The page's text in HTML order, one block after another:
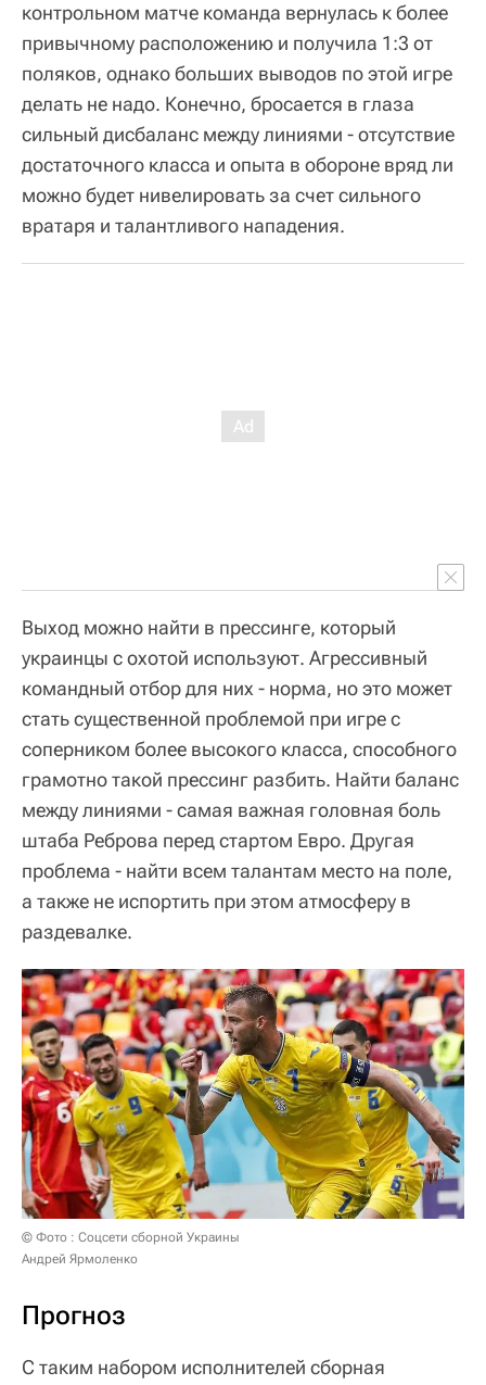
контрольном матче команда вернулась к более
привычному расположению и получила 1:3 от
поляков, однако больших выводов по этой игре
делать не надо. Конечно, бросается в глаза
сильный дисбаланс между линиями - отсутствие
достаточного класса и опыта в обороне вряд ли
можно будет нивелировать за счет сильного
вратаря и талантливого нападения.
Выход можно найти в прессинге, который
украинцы с охотой используют. Агрессивный
командный отбор для них - норма, но это может
стать существенной проблемой при игре с
соперником более высокого класса, способного
грамотно такой прессинг разбить. Найти баланс
между линиями - самая важная головная боль
штаба Реброва перед стартом Евро. Другая
проблема - найти всем талантам место на поле,
а также не испортить при этом атмосферу в
раздевалке.
© Фото : Соцсети сборной Украины
Андрей Ярмоленко
Прогноз
С таким набором исполнителей сборная